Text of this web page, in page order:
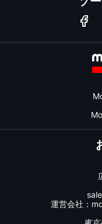
ソ
運営会社：